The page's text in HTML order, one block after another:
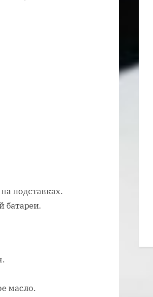
подставках.
батареи.
масло.